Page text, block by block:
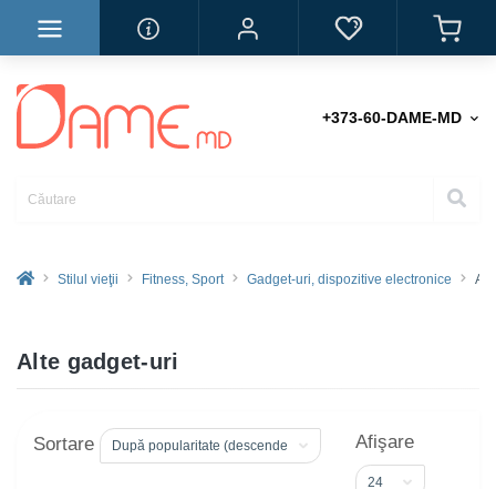
+373-60-DAME-MD
Stilul vieţii Fitness, Sport Gadget-uri, dispozitive electronice
Alte gadget-uri
Sortare Afişare